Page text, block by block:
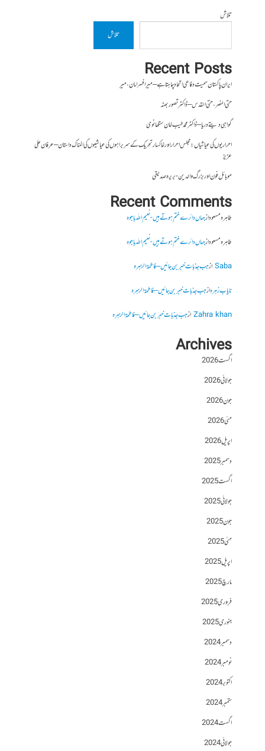
تلاش
تلاش
Recent Posts
ایران پاکستان سمیت دفاعی اتحاد چاہتا ہے – میر افسر امان،میر
حتی النصر ، حتی القدس – ڈاکٹر تصور بھٹہ
گواہی دیتے دریا – ڈاکٹر محمد طیب خان سنگھانوی
احراریوں کی عیاشیاں : مجلس احرار اور خاکسار تحریک کے سربراہوں کی عیاشیوں کی المناک داستان – عرفان علی
عزیز
موبائل فون اور بزرگ والدین- بریرہ صدیقی
Recent Comments
طاہرہ مسعودازجہاں دائرے ختم ہوتے ہیں- نعیم اللہ باجوہ
طاہرہ مسعودازجہاں دائرے ختم ہوتے ہیں- نعیم اللہ باجوہ
Sabaازجب جذبات خبر بن جائیں – فاطمۃالزہرہ
نایاب زہرہازجب جذبات خبر بن جائیں – فاطمۃالزہرہ
Zahra khanازجب جذبات خبر بن جائیں – فاطمۃالزہرہ
Archives
اگست 2026
جولائی 2026
جون 2026
مئی 2026
اپریل 2026
دسمبر 2025
اگست 2025
جولائی 2025
جون 2025
مئی 2025
اپریل 2025
مارچ 2025
فروری 2025
جنوری 2025
دسمبر 2024
نومبر 2024
اکتوبر 2024
ستمبر 2024
اگست 2024
جولائی 2024